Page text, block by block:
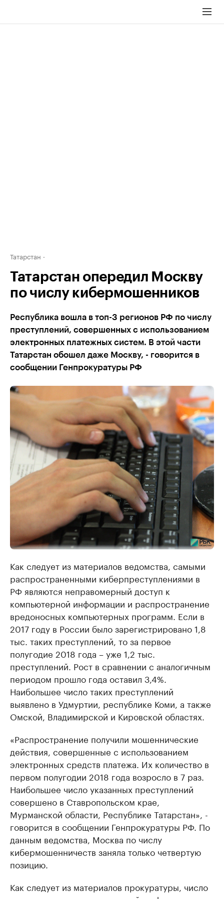
Татарстан
Татарстан опередил Москву
по числу кибермошенников
Республика вошла в топ-3 регионов РФ по числу
преступлений, совершенных с использованием
электронных платежных систем. В этой части
Татарстан обошел даже Москву, - говорится в
сообщении Генпрокуратуры РФ
Как следует из материалов ведомства, самыми
распространенными киберпреступлениями в
РФ являются неправомерный доступ к
компьютерной информации и распространение
вредоносных компьютерных программ. Если в
2017 году в России было зарегистрировано 1,8
тыс. таких преступлений, то за первое
полугодие 2018 года – уже 1,2 тыс.
преступлений. Рост в сравнении с аналогичным
периодом прошло года оставил 3,4%.
Наибольшее число таких преступлений
выявлено в Удмуртии, республике Коми, а также
Омской, Владимирской и Кировской областях.
«Распространение получили мошеннические
действия, совершенные с использованием
электронных средств платежа. Их количество в
первом полугодии 2018 года возросло в 7 раз.
Наибольшее число указанных преступлений
совершено в Ставропольском крае,
Мурманской области, Республике Татарстан», -
говорится в сообщении Генпрокуратуры РФ. По
данным ведомства, Москва по числу
кибермошенничеств заняла только четвертую
позицию.
Как следует из материалов прокуратуры, число